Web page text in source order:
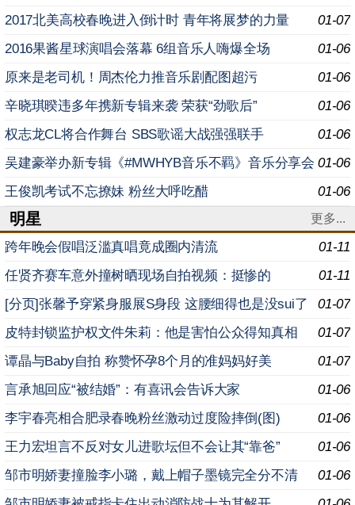
01-07
2017北美高校春晚进入倒计时 青年将展梦的力量
01-06
2016果酱星球演唱会落幕 6组音乐人嗨爆全场
01-06
原来是老司机！周杰伦力推音乐剧配图超污
01-06
辛晓琪暌违多年携新专辑来袭 荣获“劲歌后”
01-06
权志龙CL将合作舞台 SBS歌谣大战强强联手
01-06
吴建豪举办新专辑《#MWHYB音乐不羁》音乐分享会
01-06
王俊凯考试不忘撩妹 粉丝大呼吃醋
明星 更多...
01-11
跨年晚会假唱泛滥真唱竟成圈内清流
01-11
任贤齐赛车意外撞树晒现场自拍视频：挺惨的
01-07
[分页]张馨予穿紧身服展S身段 这腰细得也是没sui了
01-07
皮特封锁监护权文件朱莉：他是害怕公众得知真相
01-07
谭晶与Baby自拍 称赞怀孕8个月的准妈妈好美
01-06
言承旭回应“被结婚”：有喜讯会告诉大家
01-06
李宇春亮相合肥录春晚粉丝激动过度险摔倒(图)
01-06
王力宏坦言不反对女儿进歌坛但不会让其“靠爸”
01-06
邹市明娇妻撞脸李小璐，戴上帽子墨镜完全分不清